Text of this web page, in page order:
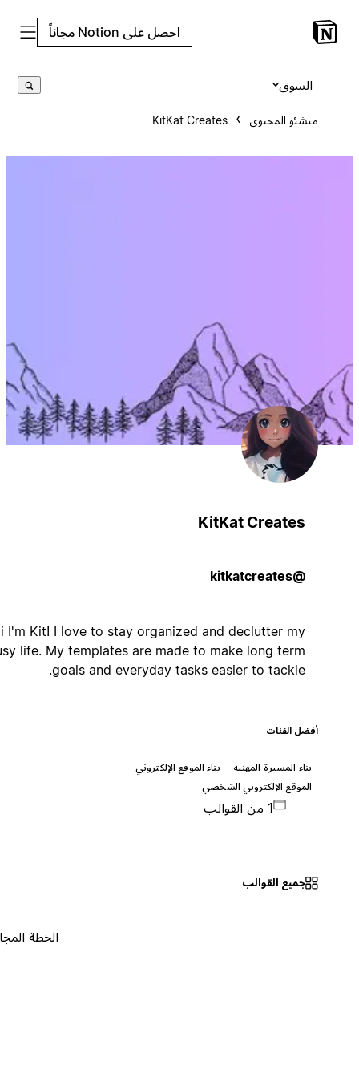
احصل على Notion مجاناً
منشئو المحتوى KitKat Creates
KitKat Creates
Hi I'm Kit! I love to stay organized and declutter my
busy life. My templates are made to make long term
goals and everyday tasks easier to tackle.
أفضل الفئات
بناء المسيرة المهنية
بناء الموقع الإلكتروني
الموقع الإلكتروني الشخصي
جميع القوالب
الخطة المجانية ٠